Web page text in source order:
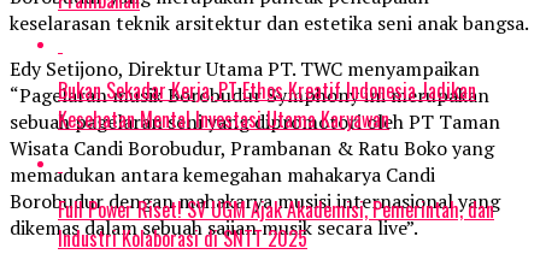
keselarasan teknik arsitektur dan estetika seni anak bangsa.
Edy Setijono, Direktur Utama PT. TWC menyampaikan
“Pagelaran musik Borobudur Symphony ini merupakan
sebuah pagelaran seni yang dipromotori oleh PT Taman
Wisata Candi Borobudur, Prambanan & Ratu Boko yang
memadukan antara kemegahan mahakarya Candi
Borobudur dengan mahakarya musisi internasional yang
dikemas dalam sebuah sajian musik secara live”.
Bukan Sekadar Kerja, PT Ethos Kreatif Indonesia Jadikan
Kesehatan Mental Investasi Utama Karyawan
Full Power Riset! SV UGM Ajak Akademisi, Pemerintah, dan
Industri Kolaborasi di SNTT 2025